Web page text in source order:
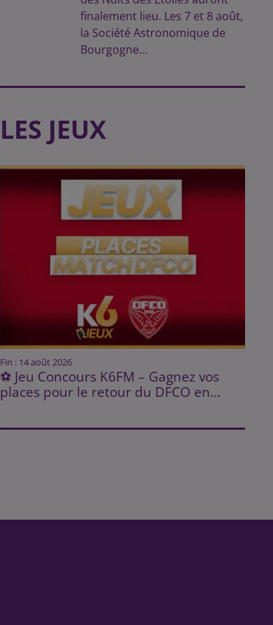
finalement lieu. Les 7 et 8 août,
la Société Astronomique de
Bourgogne...
LES JEUX
Fin : 14 août 2026
⚽ Jeu Concours K6FM – Gagnez vos
places pour le retour du DFCO en...